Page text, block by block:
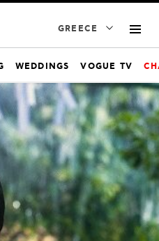
GREECE
WEDDINGS VOGUE TV